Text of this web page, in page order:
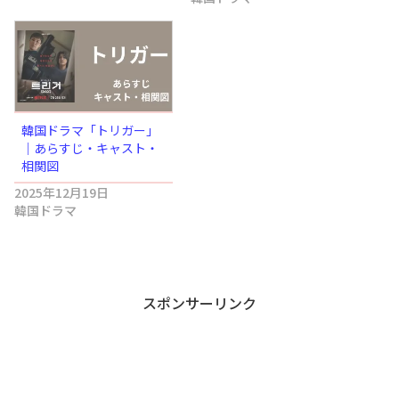
韓国ドラマ「トリガー」
｜あらすじ・キャスト・
相関図
2025年12月19日
韓国ドラマ
スポンサーリンク